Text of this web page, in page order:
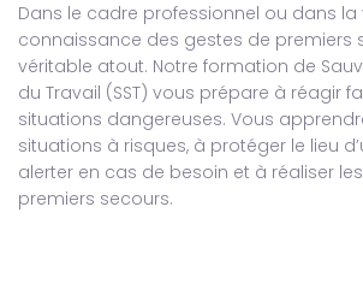
Dans le cadre professionnel ou dans la
connaissance des gestes de premiers
véritable atout. Notre formation de
du Travail (SST) vous prépare à réagir
situations dangereuses. Vous
situations à risques, à protéger le lieu
alerter en cas de besoin et à réaliser
premiers secours.